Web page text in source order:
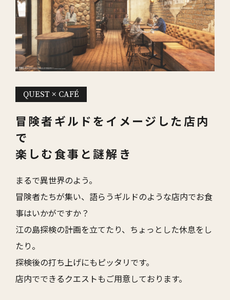
QUEST × CAFÉ
冒険者ギルドをイメージした店内
で
楽しむ食事と謎解き
まるで異世界のよう。
冒険者たちが集い、語らうギルドのような店内でお食
事はいかがですか？
江の島探検の計画を立てたり、ちょっとした休息をし
たり。
探検後の打ち上げにもピッタリです。
店内でできるクエストもご用意しております。